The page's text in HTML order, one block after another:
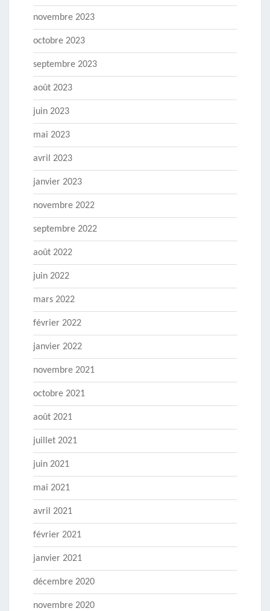
novembre 2023
octobre 2023
septembre 2023
août 2023
juin 2023
mai 2023
avril 2023
janvier 2023
novembre 2022
septembre 2022
août 2022
juin 2022
mars 2022
février 2022
janvier 2022
novembre 2021
octobre 2021
août 2021
juillet 2021
juin 2021
mai 2021
avril 2021
février 2021
janvier 2021
décembre 2020
novembre 2020